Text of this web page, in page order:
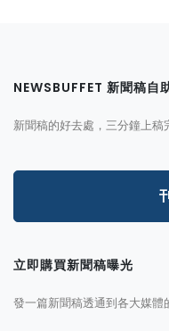
NEWSBUFFET 新聞稿自
新聞稿的好去處，三分鐘上稿
立即購買新聞稿曝光
發一篇新聞稿透通到各大媒體